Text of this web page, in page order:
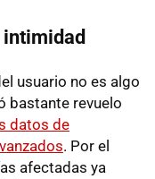
intimidad
usuario no es algo
bastante revuelo
datos de
. Por el
afectadas ya